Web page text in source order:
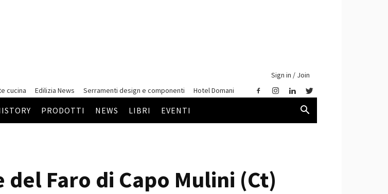
Sign in / Join
cucina Edilizia News Serramenti design e componenti Hotel Domani
PRODOTTI NEWS LIBRI EVENTI
Faro di Capo Mulini (Ct)